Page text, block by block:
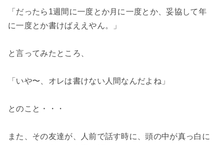
「だったら1週間に一度とか月に一度とか、妥協して年
に一度とか書けばええやん。」
と言ってみたところ、
「いや〜、オレは書けない人間なんだよね」
とのこと・・・
また、その友達が、人前で話す時に、頭の中が真っ白に